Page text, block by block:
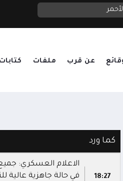
عن قرب ملفات كتابات
كما ورد
18:27
الاعلام العسكري:
في حالة جاهزية عالية